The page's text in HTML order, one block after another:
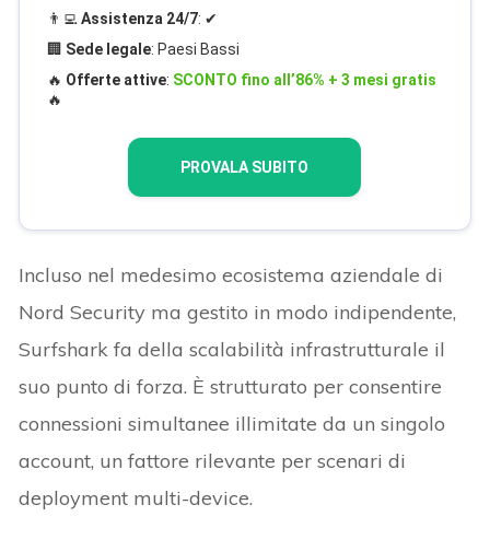
👨‍💻Assistenza 24/7: ✔
🏢 Sede legale: Paesi Bassi
🔥 Offerte attive: SCONTO fino all’86% + 3 mesi gratis
🔥
PROVALA SUBITO
Incluso nel medesimo ecosistema aziendale di
Nord Security ma gestito in modo indipendente,
Surfshark fa della scalabilità infrastrutturale il
suo punto di forza. È strutturato per consentire
connessioni simultanee illimitate da un singolo
account, un fattore rilevante per scenari di
deployment multi-device.